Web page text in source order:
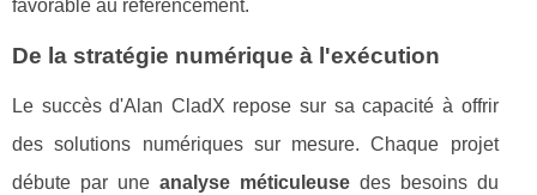
favorable au référencement.
De la stratégie numérique à l'exécution
Le succès d'Alan CladX repose sur sa capacité à offrir
des solutions numériques sur mesure. Chaque projet
débute par une analyse méticuleusedes besoins du